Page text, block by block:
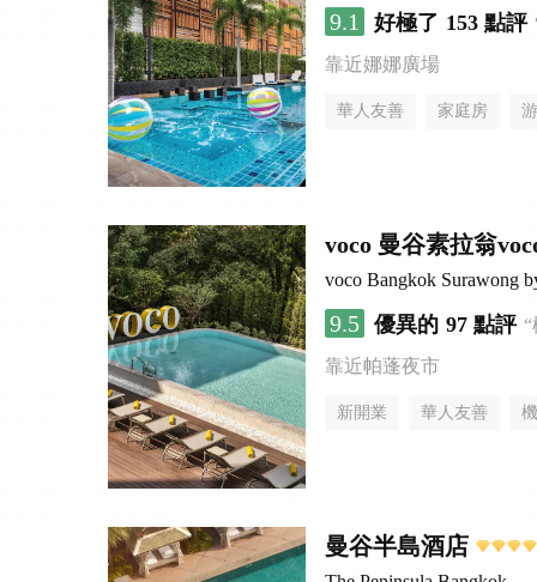
9.1 好極了 153 點評
靠近娜娜廣場
華人友善 家庭房
voco 曼谷素拉翁
voco Bangkok Surawong
9.5 優異的 97 點評
靠近帕蓬夜市
新開業 華人友善
曼谷半島酒店